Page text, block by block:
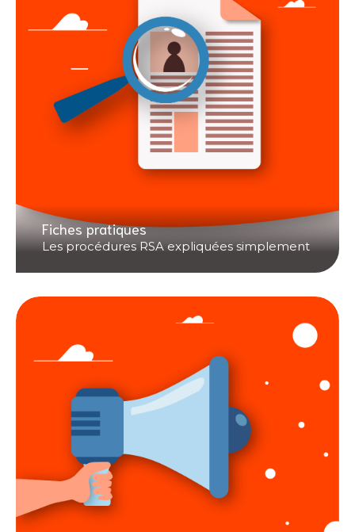
Fiches pratiques
Les procédures RSA expliquées simplement